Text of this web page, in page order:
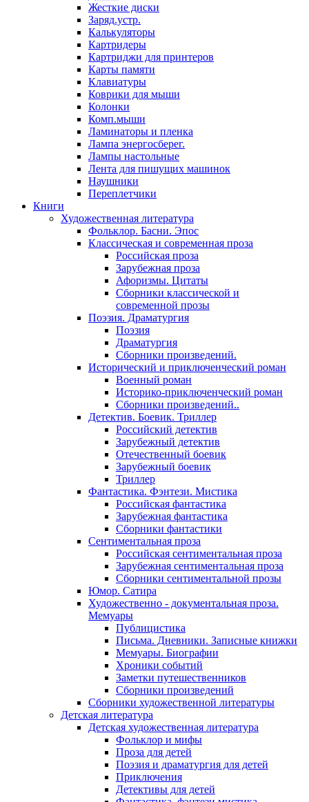
Жесткие диски
Заряд.устр.
Калькуляторы
Картридеры
Картриджи для принтеров
Карты памяти
Клавиатуры
Коврики для мыши
Колонки
Комп.мыши
Ламинаторы и пленка
Лампа энергосберег.
Лампы настольные
Лента для пишущих машинок
Наушники
Переплетчики
Книги
Художественная литература
Фольклор. Басни. Эпос
Классическая и современная проза
Российская проза
Зарубежная проза
Афоризмы. Цитаты
Сборники классической и
современной прозы
Поэзия. Драматургия
Поэзия
Драматургия
Сборники произведений.
Исторический и приключенческий роман
Военный роман
Историко-приключенческий роман
Сборники произведений..
Детектив. Боевик. Триллер
Российский детектив
Зарубежный детектив
Отечественный боевик
Зарубежный боевик
Триллер
Фантастика. Фэнтези. Мистика
Российская фантастика
Зарубежная фантастика
Сборники фантастики
Сентиментальная проза
Российская сентиментальная проза
Зарубежная сентиментальная проза
Сборники сентиментальной прозы
Юмор. Сатира
Художественно - документальная проза.
Мемуары
Публицистика
Письма. Дневники. Записные книжки
Мемуары. Биографии
Хроники событий
Заметки путешественников
Сборники произведений
Сборники художественной литературы
Детская литература
Детская художественная литература
Фольклор и мифы
Проза для детей
Поэзия и драматургия для детей
Приключения
Детективы для детей